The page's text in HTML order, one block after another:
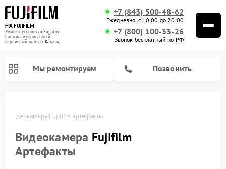
FIX-FUJIFILM
Ремонт устройств Fujifilm
Специализированный
cервисный центр г.Казань
+7 (843) 500-48-62
Ежедневно, с 10:00 до 20:00
+7 (800) 100-33-26
Звонок бесплатный по РФ
Мы ремонтируем Позвонить
Видеокамера Fujifilm артефакты
Видеокамера Fujifilm
Артефакты